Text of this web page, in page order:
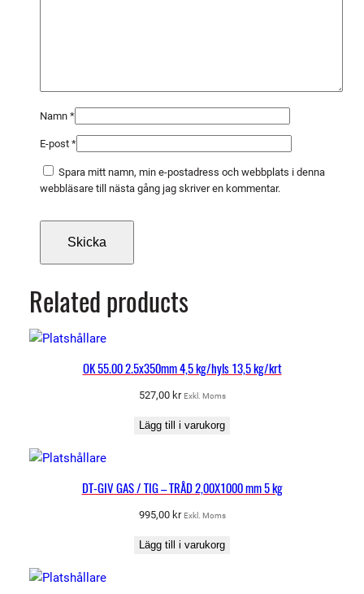
Namn *
E-post *
Spara mitt namn, min e-postadress och webbplats i denna
webbläsare till nästa gång jag skriver en kommentar.
Related products
OK 55.00 2.5x350mm 4,5 kg/hyls 13,5 kg/krt
527,00 kr Exkl. Moms
Lägg till i varukorg
DT-GIV GAS / TIG – TRÅD 2,00X1000 mm 5 kg
995,00 kr Exkl. Moms
Lägg till i varukorg